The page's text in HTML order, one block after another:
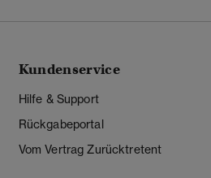
Kundenservice
Hilfe & Support
Rückgabeportal
Vom Vertrag Zurücktretent